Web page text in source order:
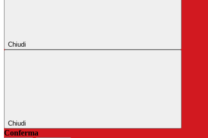
Chiudi
Chiudi
Conferma